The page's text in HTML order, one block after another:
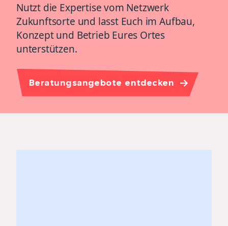
Nutzt die Expertise vom Netzwerk
Zukunftsorte und lasst Euch im Aufbau,
Konzept und Betrieb Eures Ortes
unterstützen.
Beratungsangebote entdecken